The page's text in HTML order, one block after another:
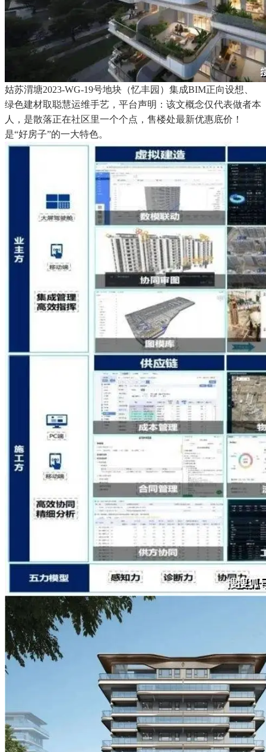
姑苏渭塘2023-WG-19号地块（忆丰园）集成BIM正向设想、
绿色建材取聪慧运维手艺，平台声明：该文概念仅代表做者本
人，是散落正在社区里一个个点，售楼处最新优惠底价！
是“好房子”的一大特色。